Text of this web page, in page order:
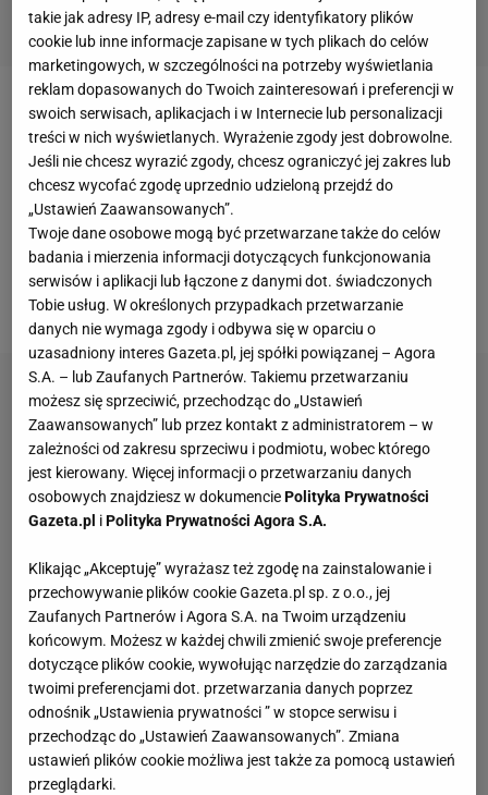
Lech Poznań wygrał 2:1 z Charleroi w IV rundzie
eliminacji Ligi Europy. Tym samym zespół Dariusza
Żurawia awansował do fazy grupowej. Kibice Lecha
Poznań czekali na występy klubu w fazie grupowej
europejskich pucharów od sezonu 2015/16.Był to
dopiero trzeci awans polskiej drużyny do Ligi Europy,
która nie "spadła" z Ligi Mistrzów.
takie jak adresy IP, adresy e-mail czy identyfikatory plików
cookie lub inne informacje zapisane w tych plikach do celów
marketingowych, w szczególności na potrzeby wyświetlania
reklam dopasowanych do Twoich zainteresowań i preferencji w
swoich serwisach, aplikacjach i w Internecie lub personalizacji
treści w nich wyświetlanych. Wyrażenie zgody jest dobrowolne.
Jeśli nie chcesz wyrazić zgody, chcesz ograniczyć jej zakres lub
chcesz wycofać zgodę uprzednio udzieloną przejdź do
„Ustawień Zaawansowanych”.
Twoje dane osobowe mogą być przetwarzane także do celów
badania i mierzenia informacji dotyczących funkcjonowania
serwisów i aplikacji lub łączone z danymi dot. świadczonych
Tobie usług. W określonych przypadkach przetwarzanie
danych nie wymaga zgody i odbywa się w oparciu o
uzasadniony interes Gazeta.pl, jej spółki powiązanej – Agora
S.A. – lub Zaufanych Partnerów. Takiemu przetwarzaniu
możesz się sprzeciwić, przechodząc do „Ustawień
Zaawansowanych” lub przez kontakt z administratorem – w
zależności od zakresu sprzeciwu i podmiotu, wobec którego
jest kierowany. Więcej informacji o przetwarzaniu danych
osobowych znajdziesz w dokumenciePolityka Prywatności
Gazeta.pl iPolityka Prywatności Agora S.A.
Klikając „Akceptuję” wyrażasz też zgodę na zainstalowanie i
przechowywanie plików cookie Gazeta.pl sp. z o.o., jej
Zaufanych Partnerów i Agora S.A. na Twoim urządzeniu
końcowym. Możesz w każdej chwili zmienić swoje preferencje
dotyczące plików cookie, wywołując narzędzie do zarządzania
twoimi preferencjami dot. przetwarzania danych poprzez
odnośnik „Ustawienia prywatności ” w stopce serwisu i
przechodząc do „Ustawień Zaawansowanych”. Zmiana
ustawień plików cookie możliwa jest także za pomocą ustawień
przeglądarki.